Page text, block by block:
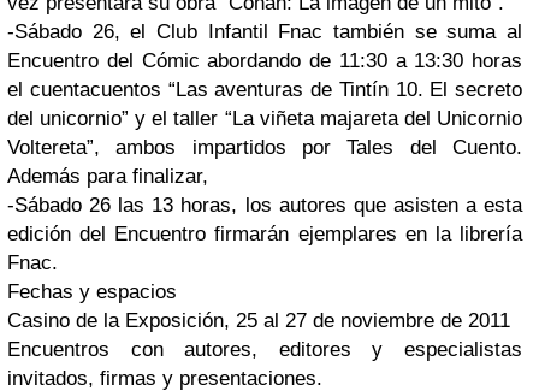
-Sábado 26, el Club Infantil Fnac también se suma al
Encuentro del Cómic abordando de 11:30 a 13:30 horas
el cuentacuentos “Las aventuras de Tintín 10. El secreto
del unicornio” y el taller “La viñeta majareta del Unicornio
Voltereta”, ambos impartidos por Tales del Cuento.
Además para finalizar,
-Sábado 26 las 13 horas, los autores que asisten a esta
edición del Encuentro firmarán ejemplares en la librería
Fnac.
Fechas y espacios
Casino de la Exposición, 25 al 27 de noviembre de 2011
Encuentros con autores, editores y especialistas
invitados, firmas y presentaciones.